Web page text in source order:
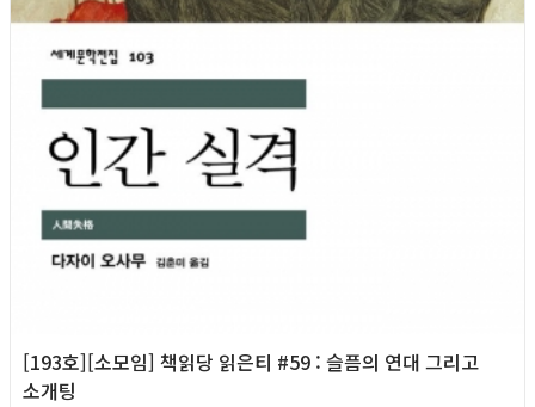
[193호][소모임] 책읽당 읽은티 #59 : 슬픔의 연대 그리고
소개팅